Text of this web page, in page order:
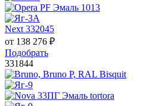
Next 332045
от 138 276 ₽
Подобрать
331844